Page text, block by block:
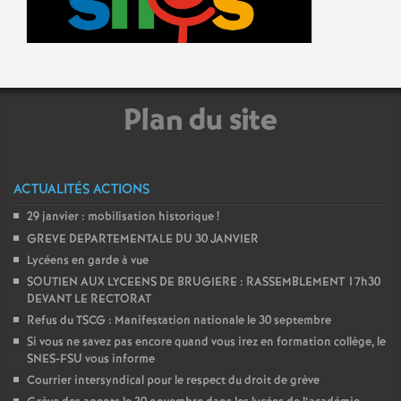
Plan du site
ACTUALITÉS ACTIONS
29 janvier : mobilisation historique!
GREVE DEPARTEMENTALE DU 30 JANVIER
Lycéens en garde à vue
SOUTIEN AUX LYCEENS DE BRUGIERE : RASSEMBLEMENT 17h30
DEVANT LE RECTORAT
Refus du TSCG : Manifestation nationale le 30 septembre
Si vous ne savez pas encore quand vous irez en formation collège, le
SNES-FSU vous informe
Courrier intersyndical pour le respect du droit de grève